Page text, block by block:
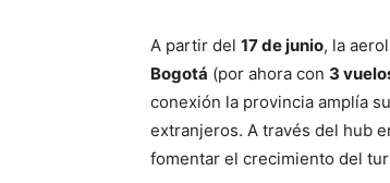
A partir del 17 de junio, la
Bogotá (por ahora con 3
conexión la provincia amplía
extranjeros. A través del hub
fomentar el crecimiento del